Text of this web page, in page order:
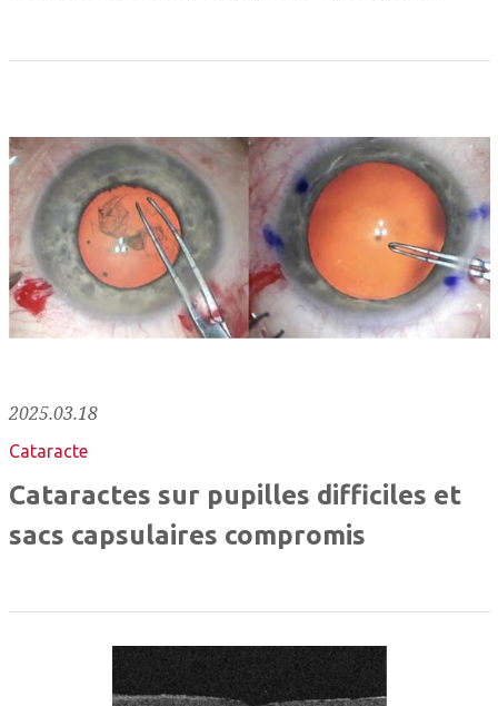
2025.03.18
Cataracte
Cataractes sur pupilles difficiles et
sacs capsulaires compromis